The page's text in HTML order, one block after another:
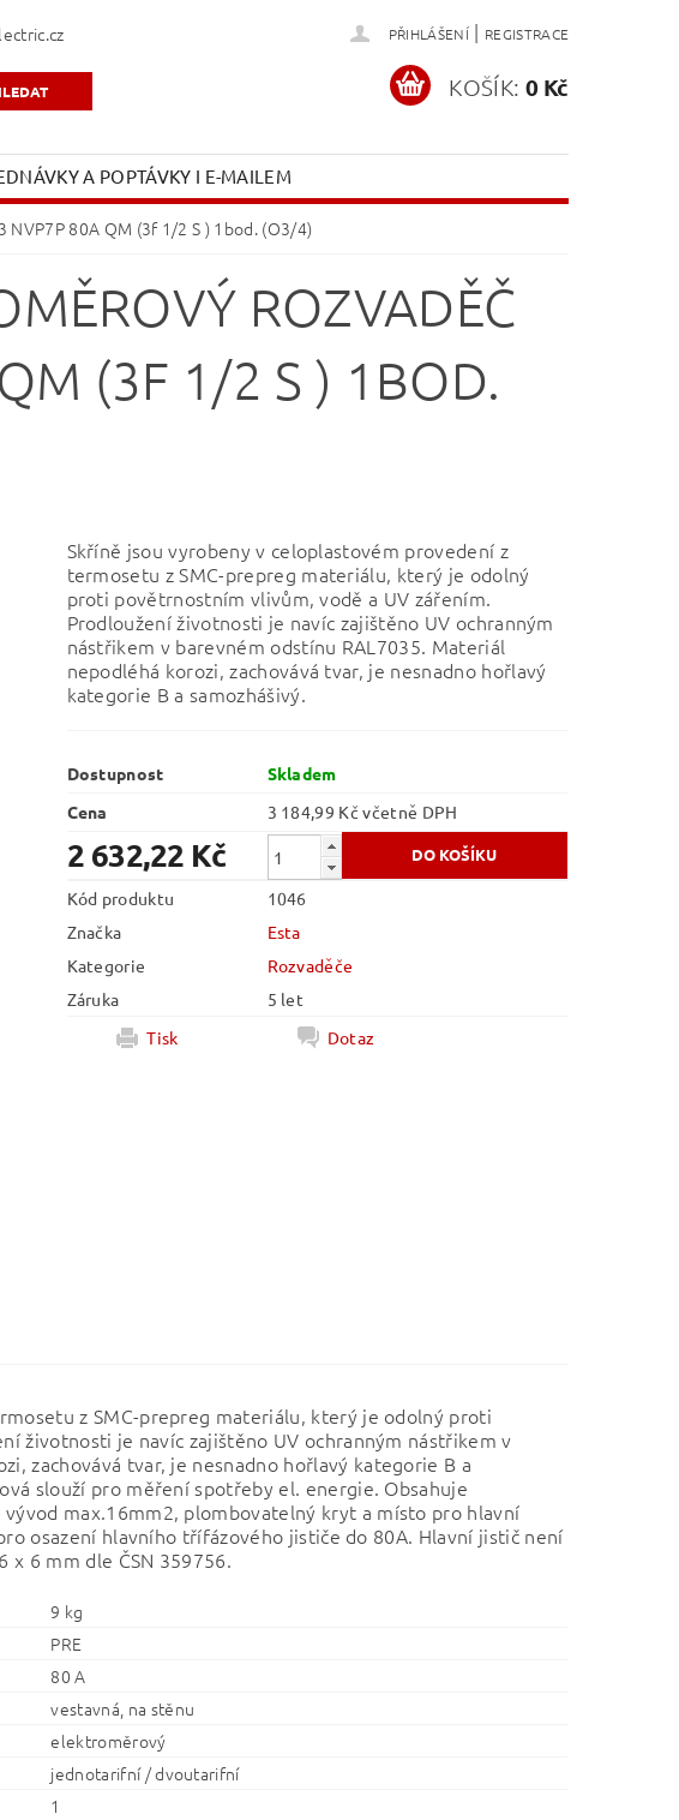
PŘIHLÁŠENÍ | REGISTRACE
KOŠÍK: 0 Kč
A POPTÁVKY I E-MAILEM
80A QM (3f 1/2 S ) 1bod. (O3/4)
ROZVADĚČ
(3F 1/2 S ) 1BOD.
Skříně jsou vyrobeny v celoplastovém provedení z
termosetu z SMC-prepreg materiálu, který je odolný
proti povětrnostním vlivům, vodě a UV zářením.
Prodloužení životnosti je navíc zajištěno UV ochranným
nástřikem v barevném odstínu RAL7035. Materiál
nepodléhá korozi, zachovává tvar, je nesnadno hořlavý
kategorie B a samozhášivý.
Dostupnost
Skladem
Cena
3 184,99 Kč včetně DPH
2 632,22 Kč
Kód produktu
1046
Značka
Esta
Kategorie
Rozvaděče
Záruka
5 let
Tisk
Dotaz
z SMC-prepreg materiálu, který je odolný proti
životnosti je navíc zajištěno UV ochranným nástřikem v
zachovává tvar, je nesnadno hořlavý kategorie B a
slouží pro měření spotřeby el. energie. Obsahuje
max.16mm2, plombovatelný kryt a místo pro hlavní
osazení hlavního třífázového jističe do 80A. Hlavní jistič není
x 6 mm dle ČSN 359756.
9 kg
PRE
80 A
vestavná, na stěnu
elektroměrový
jednotarifní / dvoutarifní
1